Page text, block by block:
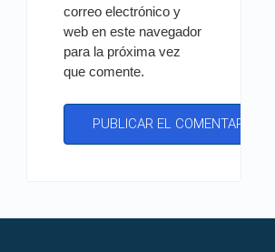
correo electrónico y
web en este navegador
para la próxima vez
que comente.